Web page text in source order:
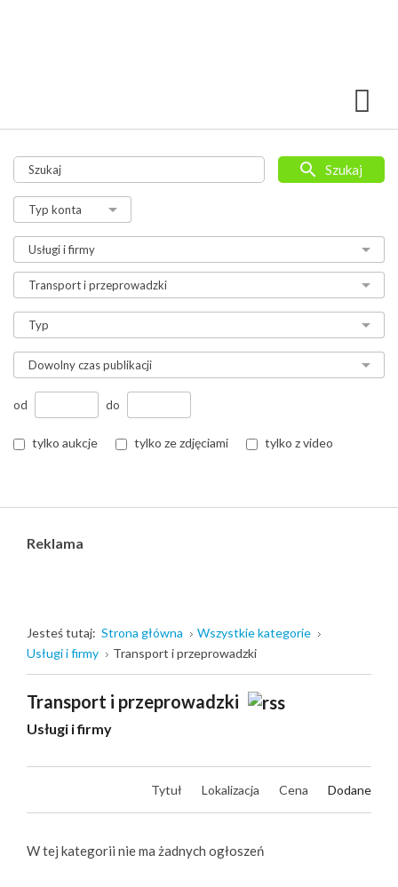
od do
tylko aukcje tylko ze zdjęciami tylko z video
Szukaj
Reklama
Jesteś tutaj: Strona główna
Wszystkie kategorie
Usługi i firmy
Transport i przeprowadzki
Transport i przeprowadzki
Usługi i firmy
Tytuł Lokalizacja Cena Dodane
W tej kategorii nie ma żadnych ogłoszeń